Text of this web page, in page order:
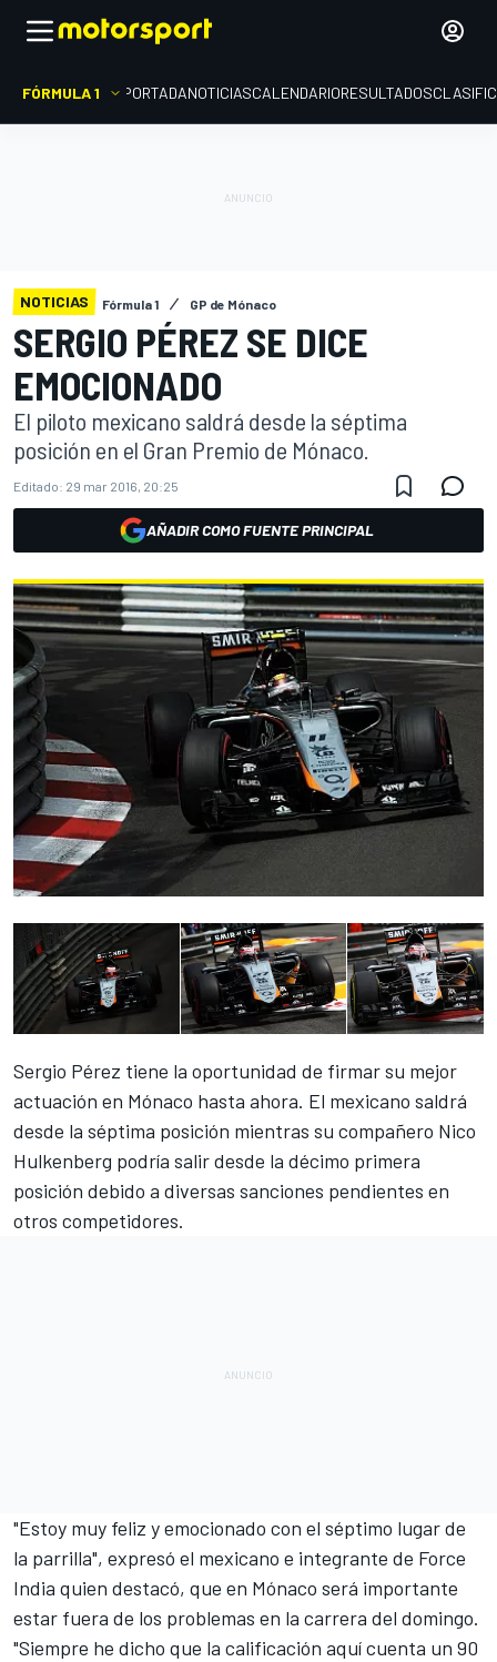
FÓRMULA 1 PORTADANOTICIASCALENDARIORESULTADOS
NOTICIAS Fórmula 1 GP de Mónaco
SERGIO PÉREZ SE DICE
EMOCIONADO
El piloto mexicano saldrá desde la séptima
posición en el Gran Premio de Mónaco.
Editado: 29 mar 2016, 20:25
AÑADIR COMO FUENTE PRINCIPAL
Sergio Pérez tiene la oportunidad de firmar su mejor
actuación en Mónaco hasta ahora. El mexicano saldrá
desde la séptima posición mientras su compañero Nico
Hulkenberg podría salir desde la décimo primera
posición debido a diversas sanciones pendientes en
otros competidores.
"Estoy muy feliz y emocionado con el séptimo lugar de
la parrilla", expresó el mexicano e integrante de Force
India quien destacó, que en Mónaco será importante
estar fuera de los problemas en la carrera del domingo.
"Siempre he dicho que la calificación aquí cuenta un 90